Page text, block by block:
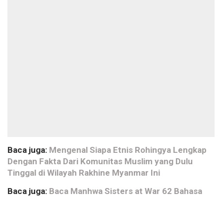
Baca juga: Mengenal Siapa Etnis Rohingya Lengkap
Dengan Fakta Dari Komunitas Muslim yang Dulu
Tinggal di Wilayah Rakhine Myanmar Ini
Baca juga: Baca Manhwa Sisters at War 62 Bahasa